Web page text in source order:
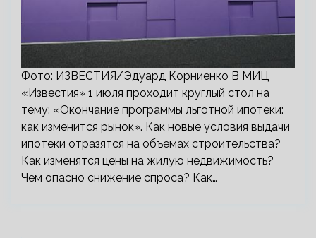
Фото: ИЗВЕСТИЯ/Эдуард Корниенко В МИЦ
«Известия» 1 июля проходит круглый стол на
тему: «Окончание программы льготной ипотеки:
как изменится рынок». Как новые условия выдачи
ипотеки отразятся на объемах строительства?
Как изменятся цены на жилую недвижимость?
Чем опасно снижение спроса? Как…